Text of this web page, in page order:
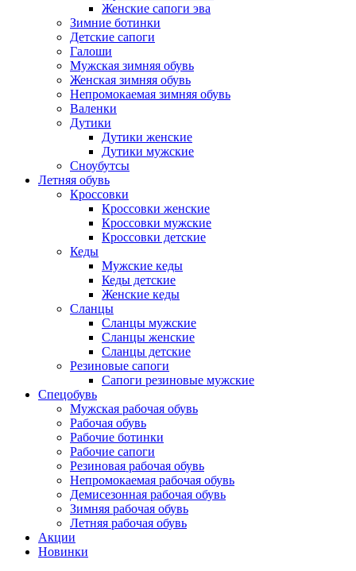
Женские сапоги эва
Зимние ботинки
Детские сапоги
Галоши
Мужская зимняя обувь
Женская зимняя обувь
Непромокаемая зимняя обувь
Валенки
Дутики
Дутики женские
Дутики мужские
Сноубутсы
Летняя обувь
Кроссовки
Кроссовки женские
Кроссовки мужские
Кроссовки детские
Кеды
Мужские кеды
Кеды детские
Женские кеды
Сланцы
Сланцы мужские
Сланцы женские
Сланцы детские
Резиновые сапоги
Сапоги резиновые мужские
Спецобувь
Мужская рабочая обувь
Рабочая обувь
Рабочие ботинки
Рабочие сапоги
Резиновая рабочая обувь
Непромокаемая рабочая обувь
Демисезонная рабочая обувь
Зимняя рабочая обувь
Летняя рабочая обувь
Акции
Новинки